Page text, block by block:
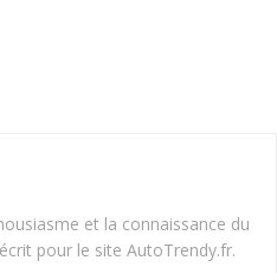
et la connaissance du
pour le site AutoTrendy.fr.